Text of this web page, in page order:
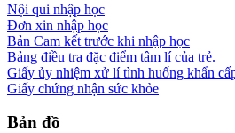
Nội qui nhập học
Đơn xin nhập học
Bản Cam kết trước khi nhập học
Bảng điều tra đặc điểm tâm lí của trẻ.
Giấy ủy nhiệm xử lí tình huống khẩn
Giấy chứng nhận sức khỏe
Bản đồ